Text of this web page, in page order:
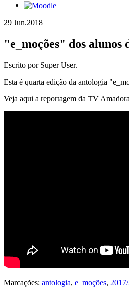
29 Jun.2018
"e_moções" dos
Escrito por Super User.
Esta é quarta edição da antologia
Veja aqui a reportagem da TV
Marcações: antologia, e_moções,